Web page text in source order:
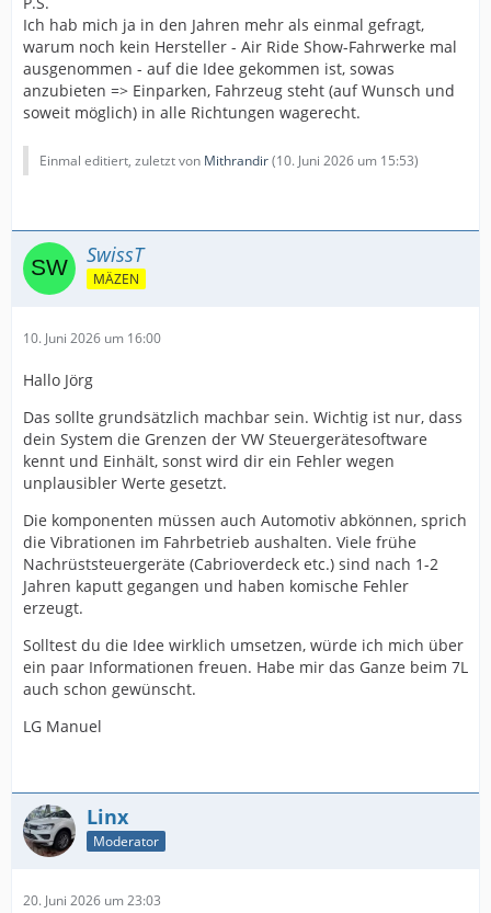
Ich hab mich ja in den Jahren mehr als einmal gefragt,
warum noch kein Hersteller - Air Ride Show-Fahrwerke mal
ausgenommen - auf die Idee gekommen ist, sowas
anzubieten => Einparken, Fahrzeug steht (auf Wunsch und
soweit möglich) in alle Richtungen wagerecht.
Einmal editiert, zuletzt von Mithrandir(10. Juni 2026 um 15:53)
SwissT
MÄZEN
10. Juni 2026 um 16:00
Hallo Jörg
Das sollte grundsätzlich machbar sein. Wichtig ist nur, dass
dein System die Grenzen der VW Steuergerätesoftware
kennt und Einhält, sonst wird dir ein Fehler wegen
unplausibler Werte gesetzt.
Die komponenten müssen auch Automotiv abkönnen, sprich
die Vibrationen im Fahrbetrieb aushalten. Viele frühe
Nachrüststeuergeräte (Cabrioverdeck etc.) sind nach 1-2
Jahren kaputt gegangen und haben komische Fehler
erzeugt.
Solltest du die Idee wirklich umsetzen, würde ich mich über
ein paar Informationen freuen. Habe mir das Ganze beim 7L
auch schon gewünscht.
LG Manuel
Linx
Moderator
20. Juni 2026 um 23:03